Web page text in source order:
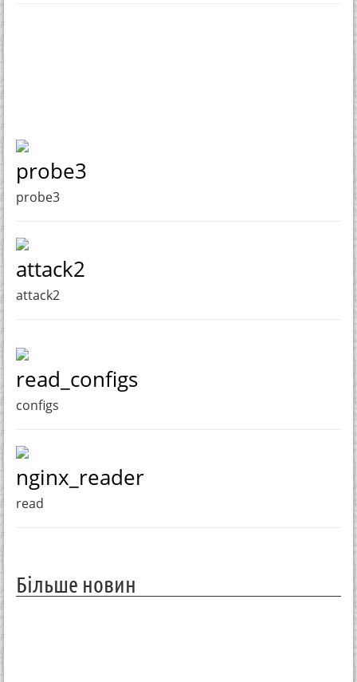
probe3
probe3
attack2
attack2
read_configs
configs
nginx_reader
read
Більше новин